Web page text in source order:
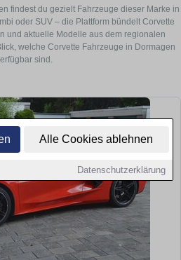
Alle Cookies ablehnen
Datenschutzerklärung
findest du gezielt Fahrzeuge dieser Marke in
oder SUV – die Plattform bündelt Corvette
und aktuelle Modelle aus dem regionalen
welche Corvette Fahrzeuge in Dormagen
sind.